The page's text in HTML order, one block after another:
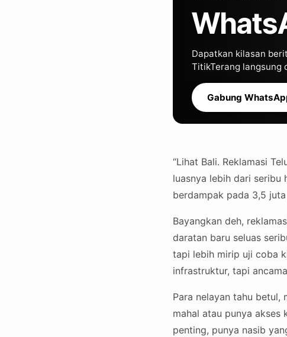
Dapatkan kilasan
TitikTerang langsung
Gabung
“Lihat Bali. Reklamasi
luasnya lebih dari seribu
berdampak pada 3,5
Bayangkan deh,
daratan baru seluas
tapi lebih mirip uji coba
infrastruktur, tapi
Para nelayan tahu betul,
mahal atau punya akses
penting, punya nasib